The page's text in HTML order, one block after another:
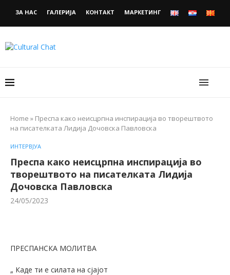
ЗА НАС ГАЛЕРИЈА КОНТАКТ МАРКЕТИНГ
Home » Преспа како неисцрпна инспирација во творештвото
на писателката Лидија Дочовска Павловска
ИНТЕРВЈУА
Преспа како неисцрпна инспирација во
творештвото на писателката Лидија
Дочовска Павловска
24/05/2023
ПРЕСПАНСКА МОЛИТВА
„ Каде ти е силата на сјајот